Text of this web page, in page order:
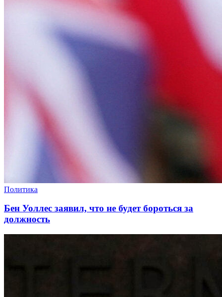
Политика
Бен Уоллес заявил, что не будет бороться за
должность